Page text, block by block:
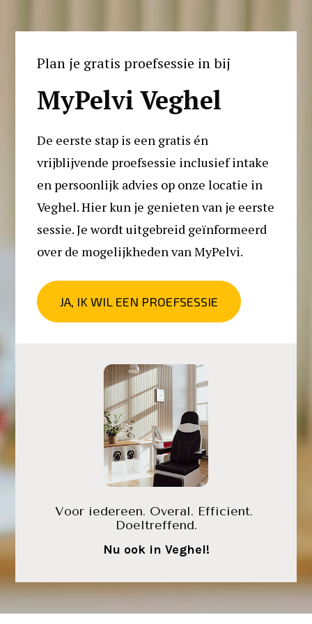
Plan je gratis proefsessie in bij
MyPelvi Veghel
De eerste stap is een gratis én
vrijblijvende proefsessie inclusief intake
en persoonlijk advies op onze locatie in
Veghel. Hier kun je genieten van je eerste
sessie. Je wordt uitgebreid geïnformeerd
over de mogelijkheden van MyPelvi.
JA, IK WIL EEN PROEFSESSIE
Voor iedereen. Overal. Efficient.
Doeltreffend.
Nu ook in Veghel!